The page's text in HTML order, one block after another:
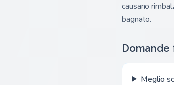
causano
bagnato.
Domande
Meglio